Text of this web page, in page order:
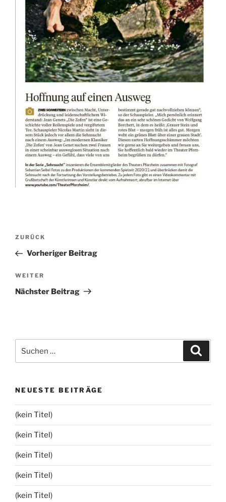
Beitragsnavigation
Vorheriger
Beitrag
ZURÜCK
Vorheriger Beitrag
Nächster
Beitrag
WEITER
Nächster Beitrag
nach:
NEUESTE BEITRÄGE
(kein Titel)
(kein Titel)
(kein Titel)
(kein Titel)
(kein Titel)